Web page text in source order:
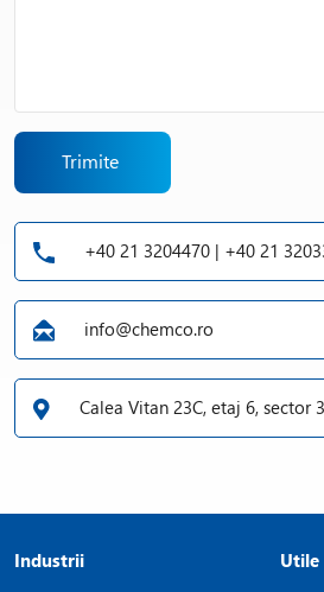
Trimite
+40 21 3204470 | +40 21
info@chemco.ro
Calea Vitan 23C, etaj 6, sector
Industrii
Utile